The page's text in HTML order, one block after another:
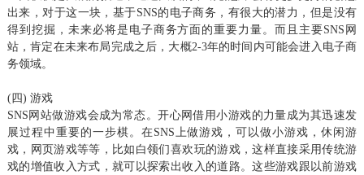
出来，对于这一块，基于SNS的电子商务，有很大的潜力，但是没有
得到挖掘，未来必将是电子商务方面的重要力量。而且主要SNS网
站，肯定在未来布局完成之后，大概2-3年的时间内可能会进入电子商
务领域。
(四) 游戏
SNS网站做游戏会成为常态。开心网借用小游戏的力量成为其迅速发
展过程中重要的一步棋。在SNS上做游戏，可以做小游戏，休闲游
戏，网页游戏等等，比如白领们喜欢玩的游戏，这样直接采用传统游
戏的增值收入方式，就可以探索出收入的道路。这些游戏跟以前游戏